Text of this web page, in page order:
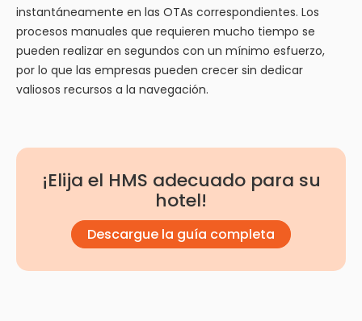
instantáneamente en las OTAs correspondientes. Los
procesos manuales que requieren mucho tiempo se
pueden realizar en segundos con un mínimo esfuerzo,
por lo que las empresas pueden crecer sin dedicar
valiosos recursos a la navegación.
¡Elija el HMS adecuado para su
hotel!
Descargue la guía completa